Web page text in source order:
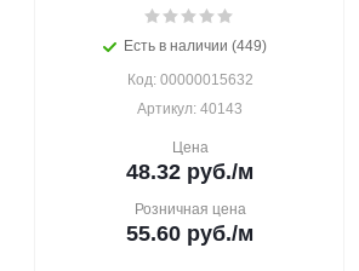
Есть в наличии (449)
Код: 00000015632
Артикул: 40143
Цена
48.32 руб./м
Розничная цена
55.60 руб./м